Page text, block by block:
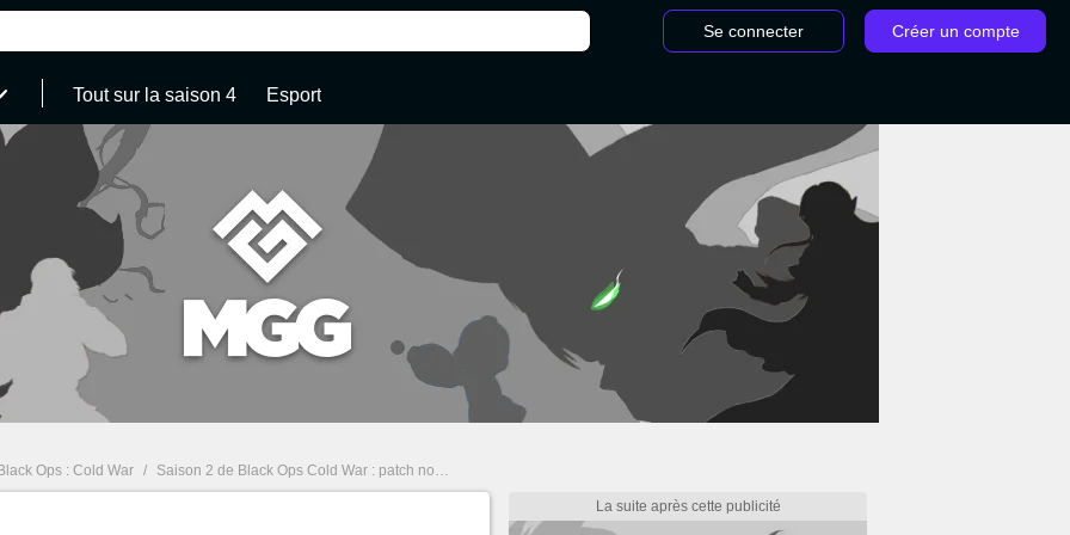
Se connecter Créer un compte
Tout sur la saison 4 Esport
Ops : Cold War / Saison 2 de Black Ops Cold War : patch note, armes, guides et conseils